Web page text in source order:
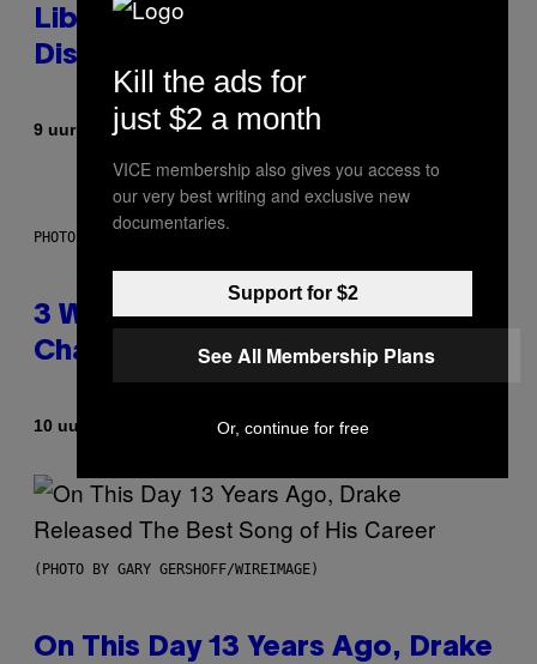
Library Built on Spotify’s
Dismantled Bones
9 uur geledenDoorLauren Boisvert
PHOTO ILLUSTRATION BY IAN WALDIE/GETTY IMAGES
3 Ways Your Music Taste
Changes as You Get Older
10 uur geleden Dan Milam
(PHOTO BY GARY GERSHOFF/WIREIMAGE)
On This Day 13 Years Ago, Drake
Kill the ads for
just $2 a month
VICE membership also gives you access to
our very best writing and exclusive new
documentaries.
Support for $2
See All Membership Plans
Or, continue for free